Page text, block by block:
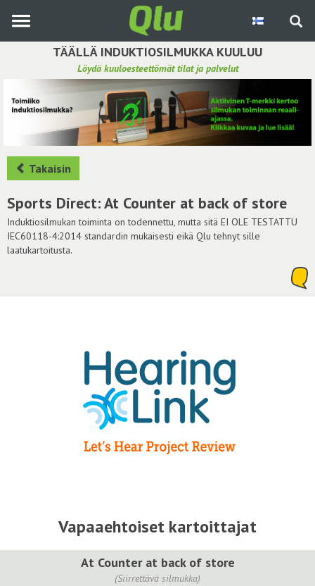
pääsisältöön
TÄÄLLÄ INDUKTIOSILMUKKA KUULUU
Löydä kuuloesteettömät tilat ja palvelut
Etsi induktiosilmukka
Tee ehdotus ja vaikuta kuulemiskokemukseen
Hae ehdotuksia
Käyttöohje
Yhteydenottopyyntö
Kirjaudu sisään
Takaisin
Sports Direct: At Counter at back of store
Induktiosilmukan toiminta on todennettu, mutta sitä EI OLE TESTATTU
IEC60118-4:2014 standardin mukaisesti eikä Qlu tehnyt sille
laatukartoitusta.
Vapaaehtoiset kartoittajat
At Counter at back of store
(Siirrettävä silmukka)